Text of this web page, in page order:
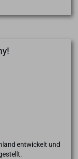
entwickelt und